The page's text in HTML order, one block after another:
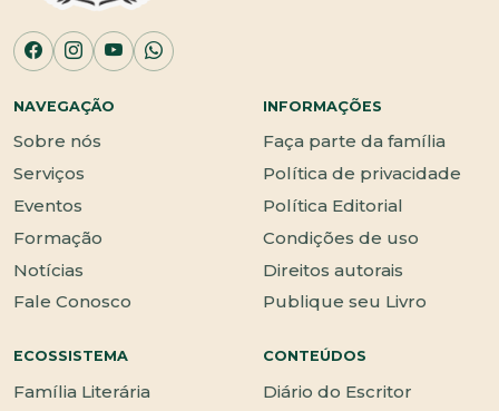
NAVEGAÇÃO
Sobre nós
Serviços
Eventos
Formação
Notícias
Fale Conosco
INFORMAÇÕES
Faça parte da família
Política de privacidade
Política Editorial
Condições de uso
Direitos autorais
Publique seu Livro
ECOSSISTEMA
Família Literária
CONTEÚDOS
Diário do Escritor